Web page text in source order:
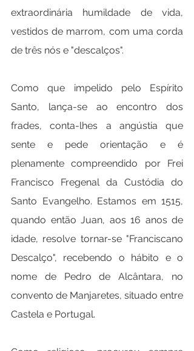
extraordinária humildade de vida,
vestidos de marrom, com uma corda
de três nós e "descalços".
Como que impelido pelo Espírito
Santo, lança-se ao encontro dos
frades, conta-lhes a angústia que
sente e pede orientação e é
plenamente compreendido por Frei
Francisco Fregenal da Custódia do
Santo Evangelho. Estamos em 1515,
quando então Juan, aos 16 anos de
idade, resolve tornar-se "Franciscano
Descalço", recebendo o hábito e o
nome de Pedro de Alcântara, no
convento de Manjaretes, situado entre
Castela e Portugal.